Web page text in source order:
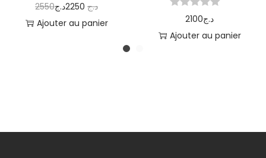
2550 د.ج 2250د.ج
Ajouter au panier
2100د.ج
Ajouter au panier